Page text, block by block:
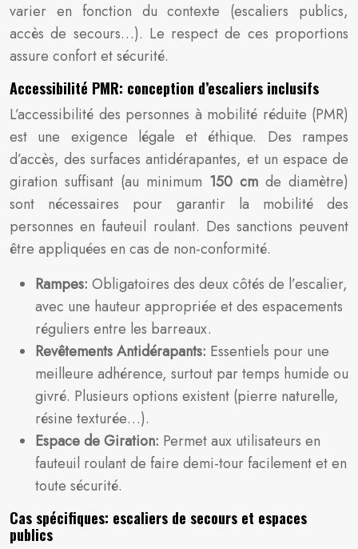
varier en fonction du contexte (escaliers publics,
accès de secours…). Le respect de ces proportions
assure confort et sécurité.
Accessibilité PMR: conception d’escaliers inclusifs
L’accessibilité des personnes à mobilité réduite (PMR)
est une exigence légale et éthique. Des rampes
d’accès, des surfaces antidérapantes, et un espace de
giration suffisant (au minimum 150 cm de diamètre)
sont nécessaires pour garantir la mobilité des
personnes en fauteuil roulant. Des sanctions peuvent
être appliquées en cas de non-conformité.
Rampes: Obligatoires des deux côtés de l’escalier,
avec une hauteur appropriée et des espacements
réguliers entre les barreaux.
Revêtements Antidérapants: Essentiels pour une
meilleure adhérence, surtout par temps humide ou
givré. Plusieurs options existent (pierre naturelle,
résine texturée…).
Espace de Giration: Permet aux utilisateurs en
fauteuil roulant de faire demi-tour facilement et en
toute sécurité.
Cas spécifiques: escaliers de secours et espaces
publics